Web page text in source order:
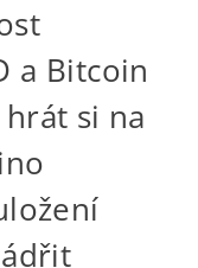
a Bitcoin
si na